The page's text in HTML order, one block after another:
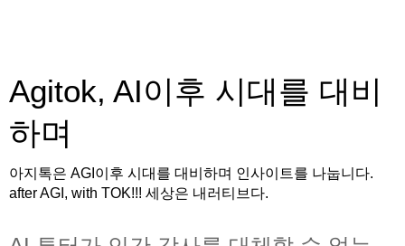
Agitok, AI이후 시대를 대비
하며
아지톡은 AGI이후 시대를 대비하며 인사이트를 나눕니다.
after AGI, with TOK!!! 세상은 내러티브다.